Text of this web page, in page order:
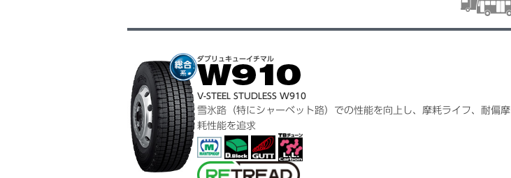
ダブリュキューイチマル
V-STEEL STUDLESS W910
雪氷路（特にシャーベット路）での性能を向上し、摩耗ライフ、耐偏摩
耗性能を追求